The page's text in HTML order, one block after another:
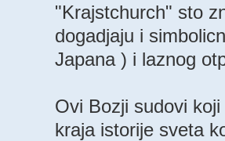
"Krajstchurch" sto
dogadjaju i
Japana ) i laznog
Ovi Bozji sudovi
kraja istorije sveta